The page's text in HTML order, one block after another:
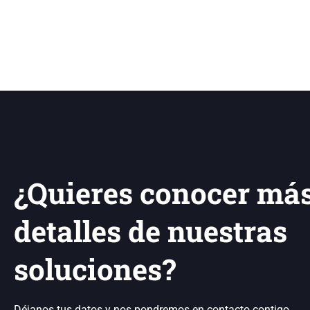
¿Quieres conocer
detalles de nuestras
soluciones?